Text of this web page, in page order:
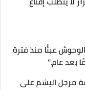
عبئًا منذ فترة
بعد عام."
مرجل اليشم على